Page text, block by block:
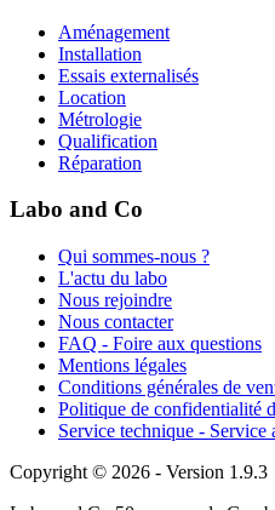
Aménagement
Installation
Essais externalisés
Location
Métrologie
Qualification
Réparation
Labo and Co
Qui sommes-nous ?
L'actu du labo
Nous rejoindre
Nous contacter
FAQ - Foire aux questions
Mentions légales
Conditions générales de
Politique de confidentialité
Service technique - Service
Copyright © 2026 - Version 1.9.3